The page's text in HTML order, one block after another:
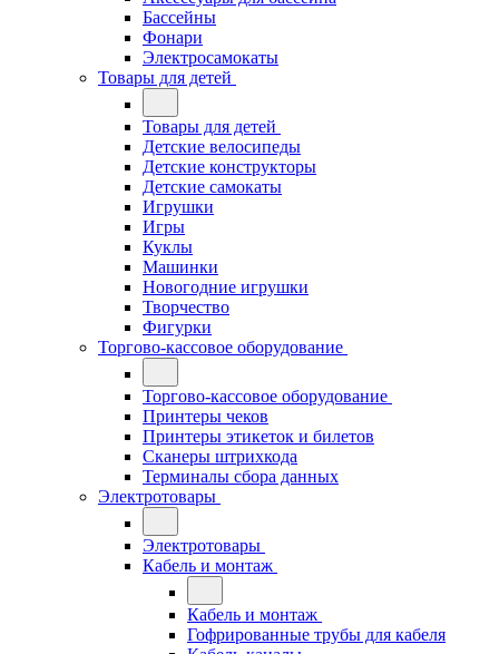
Бассейны
Фонари
Электросамокаты
Товары для детей
Товары для детей
Детские велосипеды
Детские конструкторы
Детские самокаты
Игрушки
Игры
Куклы
Машинки
Новогодние игрушки
Творчество
Фигурки
Торгово-кассовое оборудование
Торгово-кассовое оборудование
Принтеры чеков
Принтеры этикеток и билетов
Сканеры штрихкода
Терминалы сбора данных
Электротовары
Электротовары
Кабель и монтаж
Кабель и монтаж
Гофрированные трубы для кабеля